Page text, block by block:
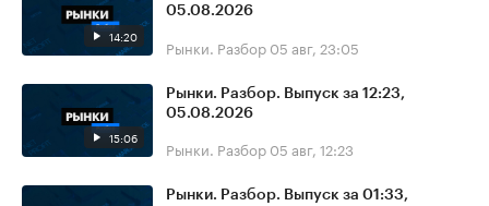
14:20
05.08.2026
Рынки. Разбор 05 авг, 23:05
15:06
Рынки. Разбор. Выпуск за 12:23,
05.08.2026
Рынки. Разбор 05 авг, 12:23
Рынки. Разбор. Выпуск за 01:33,